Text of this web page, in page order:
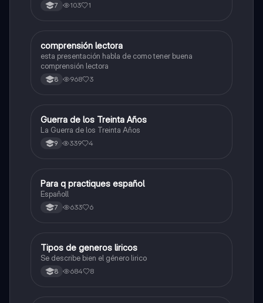
7 103 1
Lengua Castellana
comprensión lectora
esta presentación habla de como tener buena
comprensión lectora
8 968 3
Sociales/Historia
Guerra de los Treinta Años
La Guerra de los Treinta Años
9 339 4
Lengua Castellana
Para q practiques español
Españoll
7 633 6
Lengua Castellana
Tipos de generos liricos
Se describe bien el género lirico
8 684 8